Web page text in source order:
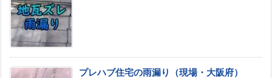
プレハブ住宅の雨漏り（現場・大阪府）